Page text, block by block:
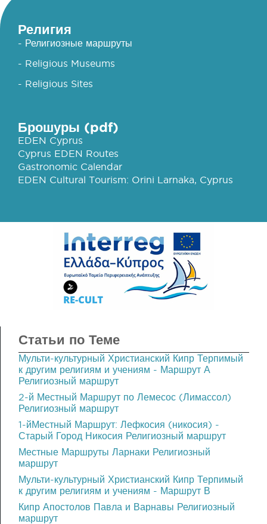
Религия
- Религиозные маршруты
- Religious Museums
- Religious Sites
Брошуры (pdf)
EDEN Cyprus
Cyprus EDEN Routes
Gastronomic Calendar
EDEN Cultural Tourism: Orini Larnaka, Cyprus
Статьи по Теме
Мульти-культурный Христианский Кипр Терпимый
к другим религиям и учениям - Маршрут Α
Религиозный маршрут
2-й Местный Маршрут по Лемесос (Лимассол)
Религиозный маршрут
1-йМестный Маршрут: Лефкосия (никосия) -
Старый Город Никосия Религиозный маршрут
Местные Маршруты Ларнаки Религиозный
маршрут
Мульти-культурный Христианский Кипр Терпимый
к другим религиям и учениям - Маршрут В
Кипр Апостолов Павла и Варнавы Религиозный
маршрут